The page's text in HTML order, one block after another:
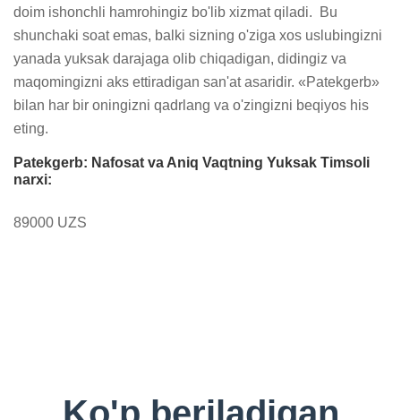
doim ishonchli hamrohingiz bo'lib xizmat qiladi.  Bu
shunchaki soat emas, balki sizning o'ziga xos uslubingizni
yanada yuksak darajaga olib chiqadigan, didingiz va
maqomingizni aks ettiradigan san'at asaridir. «Patekgerb»
bilan har bir oningizni qadrlang va o'zingizni beqiyos his
eting.
Patekgerb: Nafosat va Aniq Vaqtning Yuksak Timsoli
narxi:
89000 UZS